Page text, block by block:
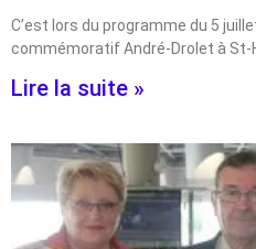
C’est lors du programme du 5
commémoratif André-Drolet à St-
Lire la suite »